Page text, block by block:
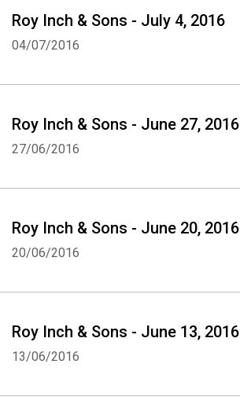
Roy Inch & Sons - July 4, 2016
04/07/2016
Roy Inch & Sons - June 27, 2016
27/06/2016
Roy Inch & Sons - June 20, 2016
20/06/2016
Roy Inch & Sons - June 13, 2016
13/06/2016